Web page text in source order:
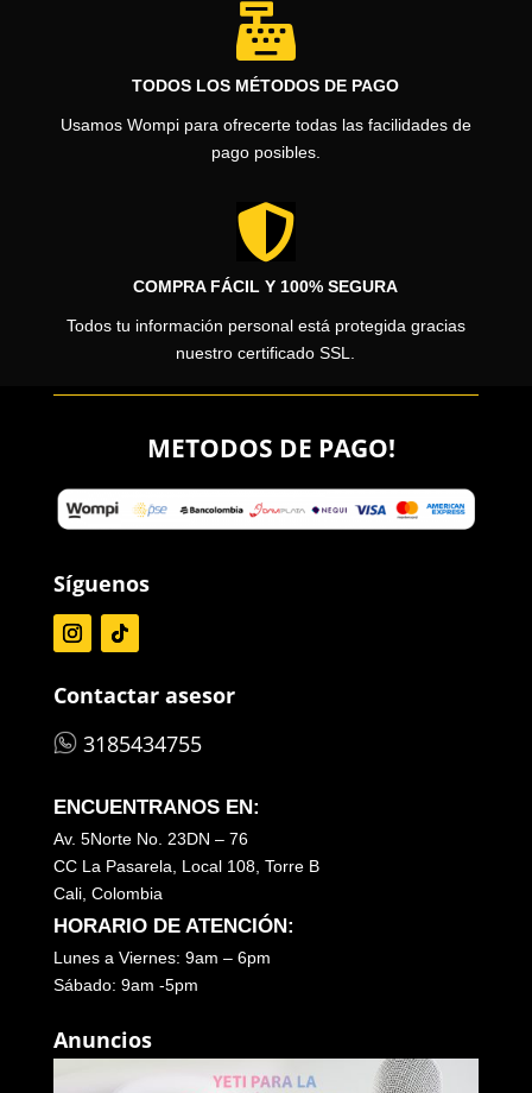

TODOS LOS MÉTODOS DE PAGO
Usamos Wompi para ofrecerte todas las facilidades de
pago posibles.

COMPRA FÁCIL Y 100% SEGURA
Todos tu información personal está protegida gracias
nuestro certificado SSL.
METODOS DE PAGO!
Síguenos
Contactar asesor
3185434755
ENCUENTRANOS EN:
Av. 5Norte No. 23DN – 76
CC La Pasarela, Local 108, Torre B
Cali, Colombia
HORARIO DE ATENCIÓN:
Lunes a Viernes: 9am – 6pm
Sábado: 9am -5pm
Anuncios